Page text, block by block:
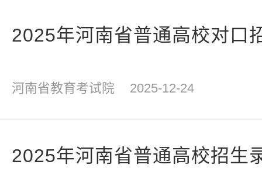
2025年河南省普通高校对口
河南省教育考试院 2025-12-24
2025年河南省普通高校招生